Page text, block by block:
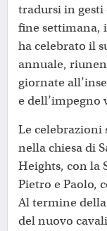
tradursi in gesti
fine settimana,
ha celebrato il
annuale,
giornate
e dell’impegno
Le celebrazioni
nella chiesa di
Heights, con la
Pietro e Paolo,
Al termine
del nuovo